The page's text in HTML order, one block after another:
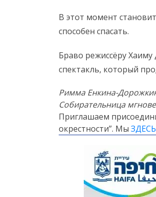
В этот момент
способен спасать.
Браво режиссёру
спектакль, который
Римма Енкина-
Собирательница
Приглашаем
окрестности”. Мы ЗДЕСЬ